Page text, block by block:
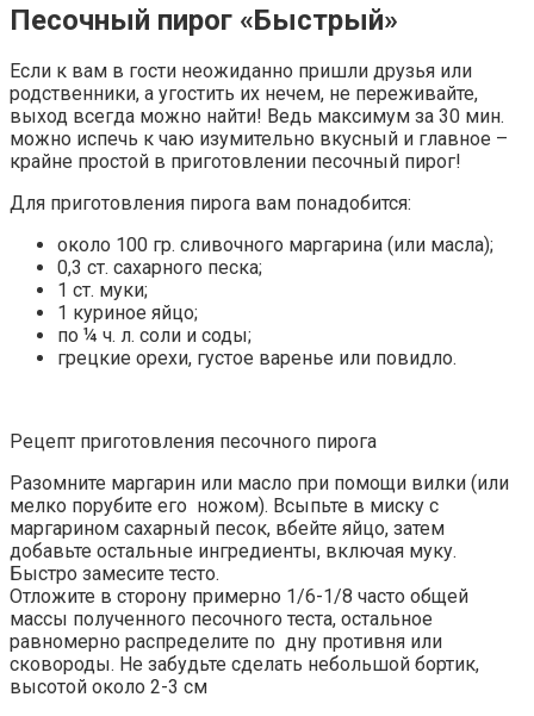
Песочный пирог «Быстрый»
Если к вам в гости неожиданно пришли друзья или
родственники, а угостить их нечем, не переживайте,
выход всегда можно найти! Ведь максимум за 30 мин.
можно испечь к чаю изумительно вкусный и главное –
крайне простой в приготовлении песочный пирог!
Для приготовления пирога вам понадобится:
около 100 гр. сливочного маргарина (или масла);
0,3 ст. сахарного песка;
1 ст. муки;
1 куриное яйцо;
по ¼ ч. л. соли и соды;
грецкие орехи, густое варенье или повидло.
Рецепт приготовления песочного пирога
Разомните маргарин или масло при помощи вилки (или
мелко порубите его ножом). Всыпьте в миску с
маргарином сахарный песок, вбейте яйцо, затем
добавьте остальные ингредиенты, включая муку.
Быстро замесите тесто.
Отложите в сторону примерно 1/6-1/8 часто общей
массы полученного песочного теста, остальное
равномерно распределите по дну противня или
сковороды. Не забудьте сделать небольшой бортик,
высотой около 2-3 см